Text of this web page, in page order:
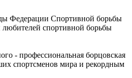
Федерации Спортивной борьбы
любителей спортивной борьбы
- профессиональная борцовская
спортсменов мира и рекордным